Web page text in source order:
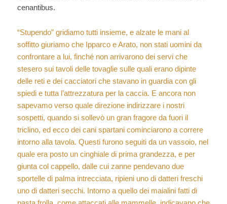
cenantibus.
“Stupendo” gridiamo tutti insieme, e alzate le mani al
soffitto giuriamo che Ipparco e Arato, non stati uomini da
confrontare a lui, finché non arrivarono dei servi che
stesero sui tavoli delle tovaglie sulle quali erano dipinte
delle reti e dei cacciatori che stavano in guardia con gli
spiedi e tutta l’attrezzatura per la caccia. E ancora non
sapevamo verso quale direzione indirizzare i nostri
sospetti, quando si sollevò un gran fragore da fuori il
triclino, ed ecco dei cani spartani cominciarono a correre
intorno alla tavola. Questi furono seguiti da un vassoio, nel
quale era posto un cinghiale di prima grandezza, e per
giunta col cappello, dalle cui zanne pendevano due
sportelle di palma intrecciata, ripieni uno di datteri freschi
uno di datteri secchi. Intorno a quello dei maialini fatti di